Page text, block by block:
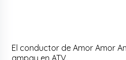
El conductor de Amor Amor
ampay en ATV.